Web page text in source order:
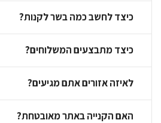
כיצד לחשב כמה בשר לקנות?
כיצד מתבצעים המשלוחים?
לאיזה אזורים אתם מגיעים?
האם הקנייה באתר מאובטחת?